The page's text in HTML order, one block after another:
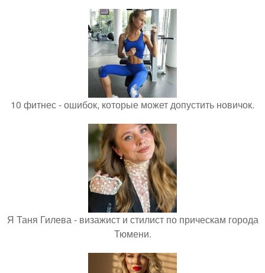
10 фитнес - ошибок, которые может допустить новичок.
Я Таня Гилева - визажист и стилист по прическам города
Тюмени.